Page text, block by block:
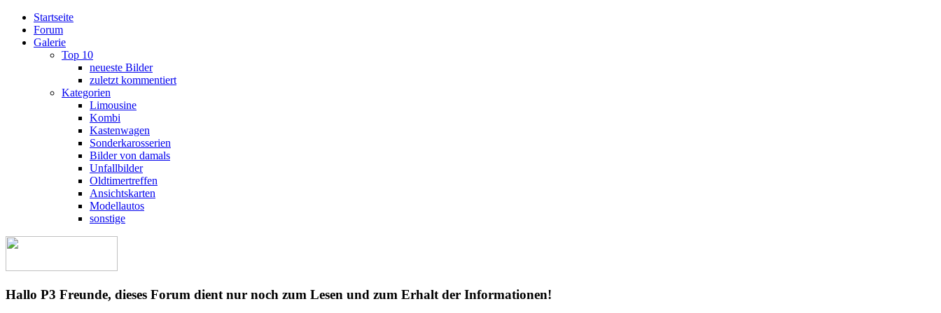
Startseite
Forum
Galerie
Top 10
neueste Bilder
zuletzt kommentiert
Kategorien
Limousine
Kombi
Kastenwagen
Sonderkarosserien
Bilder von damals
Unfallbilder
Oldtimertreffen
Ansichtskarten
Modellautos
sonstige
Hallo P3 Freunde, dieses Forum dient nur noch zum Lesen und zum Erhalt der Informationen!